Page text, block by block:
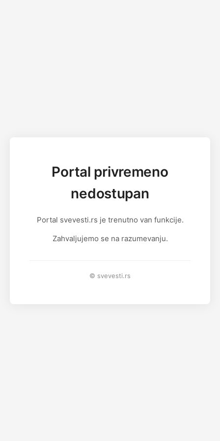
Portal privremeno
nedostupan
Portal svevesti.rs je trenutno van funkcije.
Zahvaljujemo se na razumevanju.
© svevesti.rs